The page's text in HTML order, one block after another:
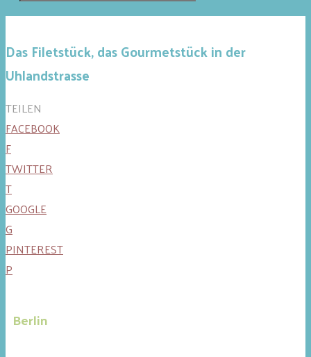
Das Filetstück, das Gourmetstück in der
Uhlandstrasse
TEILEN
FACEBOOK
F
TWITTER
T
GOOGLE
G
PINTEREST
P
Berlin